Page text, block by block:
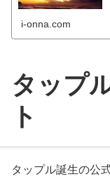
i-onna.com
タップ
ト
タップル誕生の公